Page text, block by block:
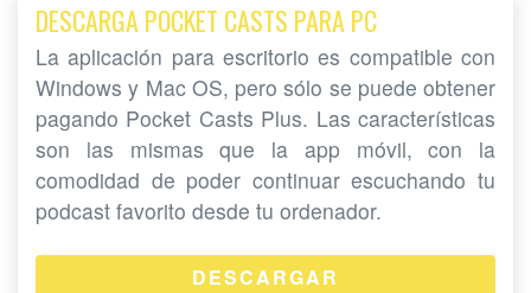
DESCARGA POCKET CASTS PARA PC
La aplicación para escritorio es compatible con
Windows y Mac OS, pero sólo se puede obtener
pagando Pocket Casts Plus. Las características
son las mismas que la app móvil, con la
comodidad de poder continuar escuchando tu
podcast favorito desde tu ordenador.
DESCARGAR